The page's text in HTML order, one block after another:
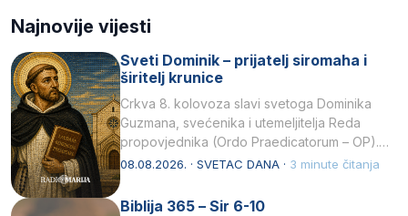
Najnovije vijesti
Sveti Dominik – prijatelj siromaha i
širitelj krunice
Crkva 8. kolovoza slavi svetoga Dominika
Guzmana, svećenika i utemeljitelja Reda
propovjednika (Ordo Praedicatorum – OP).
Svojim životom, dubokom ljubavlju prema
08.08.2026. · SVETAC DANA · 3 minute čitanja
Biblija 365 – Sir 6-10